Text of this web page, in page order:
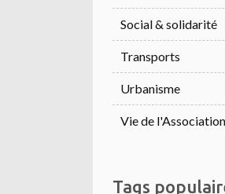
Social & solidarité
Transports
Urbanisme
Vie de l'Association
Tags